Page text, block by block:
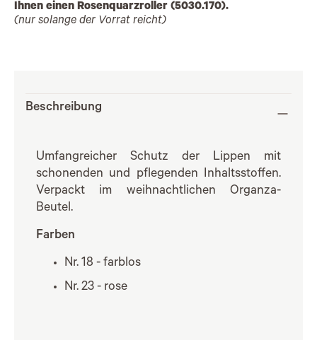
Ihnen einen Rosenquarzroller (5030.170).
(nur solange der Vorrat reicht)
Beschreibung
Umfangreicher Schutz der Lippen mit
schonenden und pflegenden Inhaltsstoffen.
Verpackt im weihnachtlichen Organza-
Beutel.
Farben
Nr. 18 - farblos
Nr. 23 - rose